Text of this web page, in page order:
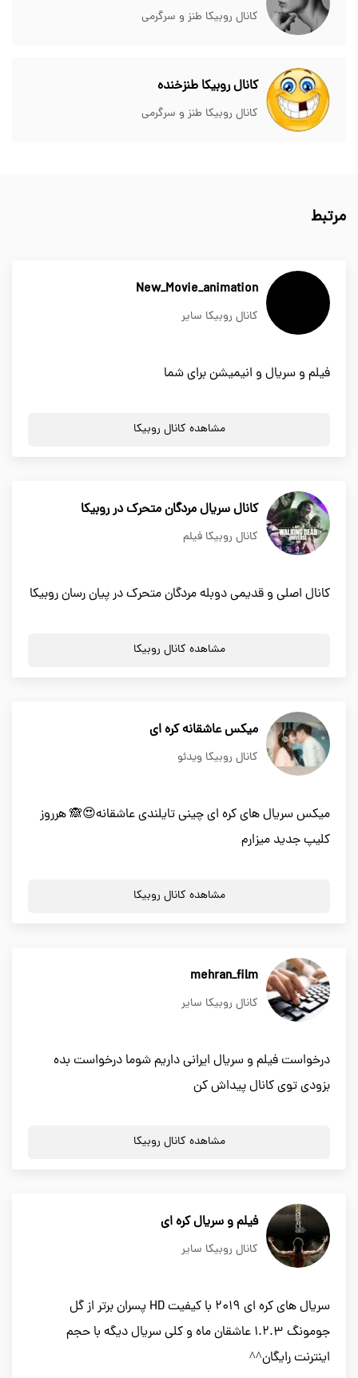
کانال روبیکا طنز و سرگرمی
کانال روبیکا طنزخنده
کانال روبیکا طنز و سرگرمی
مرتبط
New_Movie_animation
کانال روبیکا سایر
فیلم و سریال و انیمیشن برای شما
مشاهده کانال روبیکا
کانال سریال مردگان متحرک در روبیکا
کانال روبیکا فیلم
کانال اصلی و قدیمی دوبله مردگان متحرک در پیان رسان روبیکا
مشاهده کانال روبیکا
میکس عاشقانه کره ای
کانال روبیکا ویدئو
میکس سریال های کره ای چینی تایلندی عاشقانه😍🙈 هرروز
کلیپ جدید میزارم
مشاهده کانال روبیکا
mehran_film
کانال روبیکا سایر
درخواست فیلم و سریال ایرانی داریم شوما درخواست بده
بزودی توی کانال پیداش کن
مشاهده کانال روبیکا
فیلم و سریال کره ای
کانال روبیکا سایر
سریال های کره ای ۲۰۱۹ با کیفیت HD پسران برتر از گل
جومونگ ۱.۲.۳ عاشقان ماه و کلی سریال دیگه با حجم
اینترنت رایگان^^